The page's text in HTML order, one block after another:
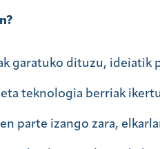
garatuko dituzu, ideiatik
teknologia berriak
parte izango zara,